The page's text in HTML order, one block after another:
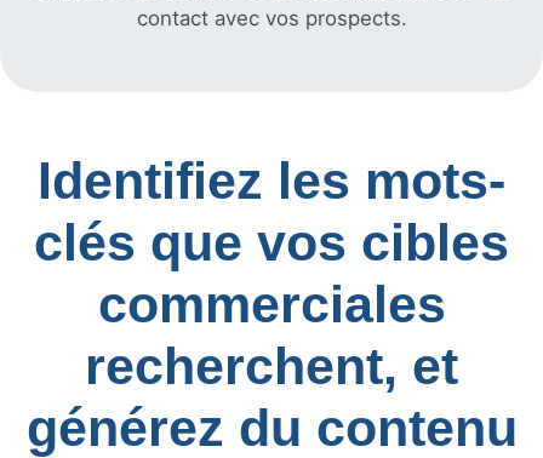
contact avec vos prospects.
Identifiez les mots-
clés que vos cibles
commerciales
recherchent, et
générez du contenu